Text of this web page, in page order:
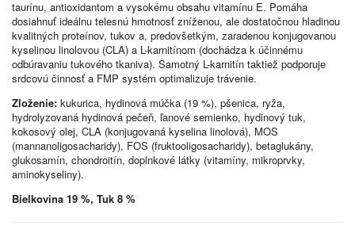
taurínu, antioxidantom a vysokému obsahu vitamínu E. Pomáha
dosiahnuť ideálnu telesnú hmotnosť zníženou, ale dostatočnou hladinou
kvalitných proteínov, tukov a, predovšetkým, zaradenou konjugovanou
kyselinou linolovou (CLA) a L-karnitínom (dochádza k účinnému
odbúravaniu tukového tkaniva). Samotný L-karnitín taktiež podporuje
srdcovú činnosť a FMP systém optimalizuje trávenie.
Zloženie: kukurica, hydinová múčka (19 %), pšenica, ryža,
hydrolyzovaná hydinová pečeň, ľanové semienko, hydinový tuk,
kokosový olej, CLA (konjugovaná kyselina linolová), MOS
(mannanoligosacharidy), FOS (fruktooligosacharidy), betaglukány,
glukosamín, chondroitín, doplnkové látky (vitamíny, mikroprvky,
aminokyseliny).
Bielkovina 19 %, Tuk 8 %